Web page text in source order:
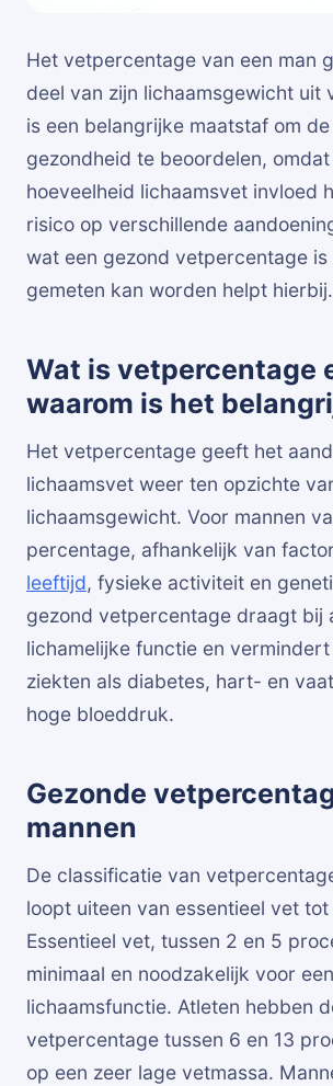
Het vetpercentage van een man
deel van zijn lichaamsgewicht uit
is een belangrijke maatstaf om
gezondheid te beoordelen,
hoeveelheid lichaamsvet invloed
risico op verschillende
wat een gezond vetpercentage is
gemeten kan worden helpt hierbij.
Wat is vetpercentage
waarom is het
Het vetpercentage geeft het
lichaamsvet weer ten opzichte
lichaamsgewicht. Voor mannen
percentage, afhankelijk van
leeftijd, fysieke activiteit en
gezond vetpercentage draagt bij
lichamelijke functie en
ziekten als diabetes, hart- en
hoge bloeddruk.
Gezonde
mannen
De classificatie van
loopt uiteen van essentieel vet
Essentieel vet, tussen 2 en 5
minimaal en noodzakelijk voor
lichaamsfunctie. Atleten hebben
vetpercentage tussen 6 en 13
op een zeer lage vetmassa.